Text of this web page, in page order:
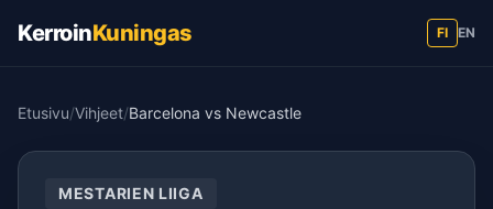
KerroinKuningas FI EN
Etusivu/Vihjeet/Barcelona vs Newcastle
MESTARIEN LIIGA